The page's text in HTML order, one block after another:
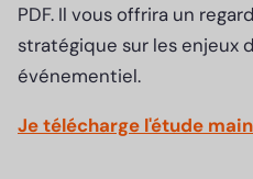
PDF. Il vous offrira un
stratégique sur les enjeux
événementiel.
Je télécharge l'étude